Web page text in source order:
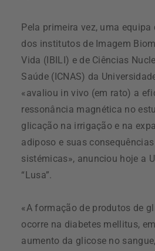
Pela primeira vez, uma
dos institutos de Imagem
Vida (IBILI) e de Ciências
Saúde (ICNAS) da
«avaliou in vivo (em rato) a
ressonância magnética no
glicação na irrigação e na
adiposo e suas
sistémicas», anunciou hoje a
“Lusa”.
«A formação de produtos de
ocorre na diabetes mellitus,
aumento da glicose no